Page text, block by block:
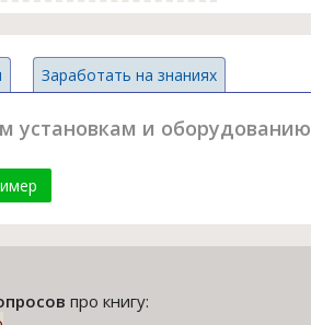
Заработать на знаниях
установкам и оборудованию
про книгу: